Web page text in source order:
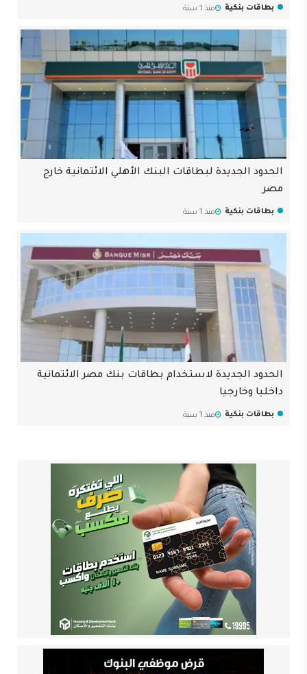
بطاقات بنكية منذ 1 سنة
الحدود الجديدة لبطاقات البنك الأهلي الائتمانية خارج
مصر
بطاقات بنكية منذ 1 سنة
الحدود الجديدة لاستخدام بطاقات بنك مصر الائتمانية
داخليا وخارجيا
بطاقات بنكية منذ 1 سنة